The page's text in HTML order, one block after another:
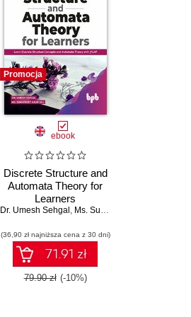
Promocja
ebook
Discrete Structure and
Automata Theory for
Learners
Dr. Umesh Sehgal , Ms. Sukhpreet Kaur Gil
(36,90 zł najniższa cena z 30 dni)
71.91 zł
79.90 zł (-10%)